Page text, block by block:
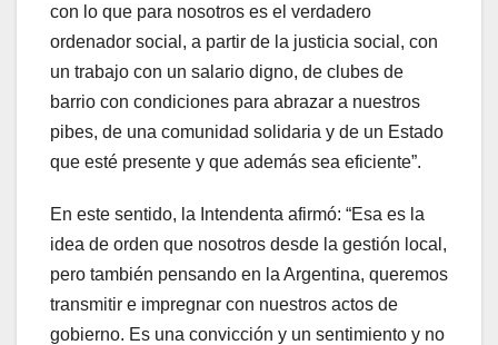
con lo que para nosotros es el verdadero
ordenador social, a partir de la justicia social, con
un trabajo con un salario digno, de clubes de
barrio con condiciones para abrazar a nuestros
pibes, de una comunidad solidaria y de un Estado
que esté presente y que además sea eficiente”.
En este sentido, la Intendenta afirmó: “Esa es la
idea de orden que nosotros desde la gestión local,
pero también pensando en la Argentina, queremos
transmitir e impregnar con nuestros actos de
gobierno. Es una convicción y un sentimiento y no